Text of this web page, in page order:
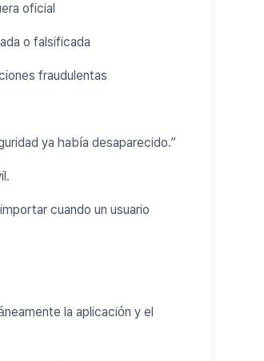
oficial
o falsificada
fraudulentas
ya había desaparecido.”
cuando un usuario
la aplicación y el